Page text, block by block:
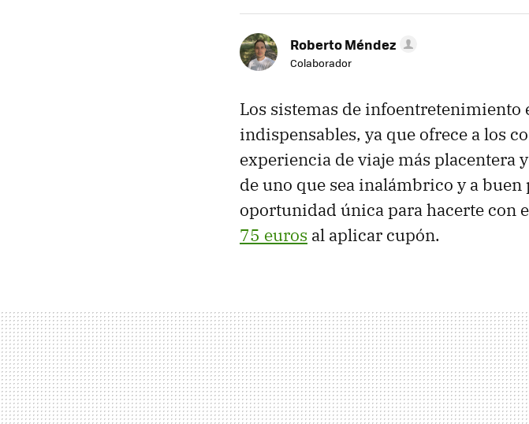
Roberto Méndez
Colaborador
Los sistemas de infoentretenimiento
indispensables, ya que ofrece a los
experiencia de viaje más placentera
de uno que sea inalámbrico y a buen
oportunidad única para hacerte con
75 euros al aplicar cupón.